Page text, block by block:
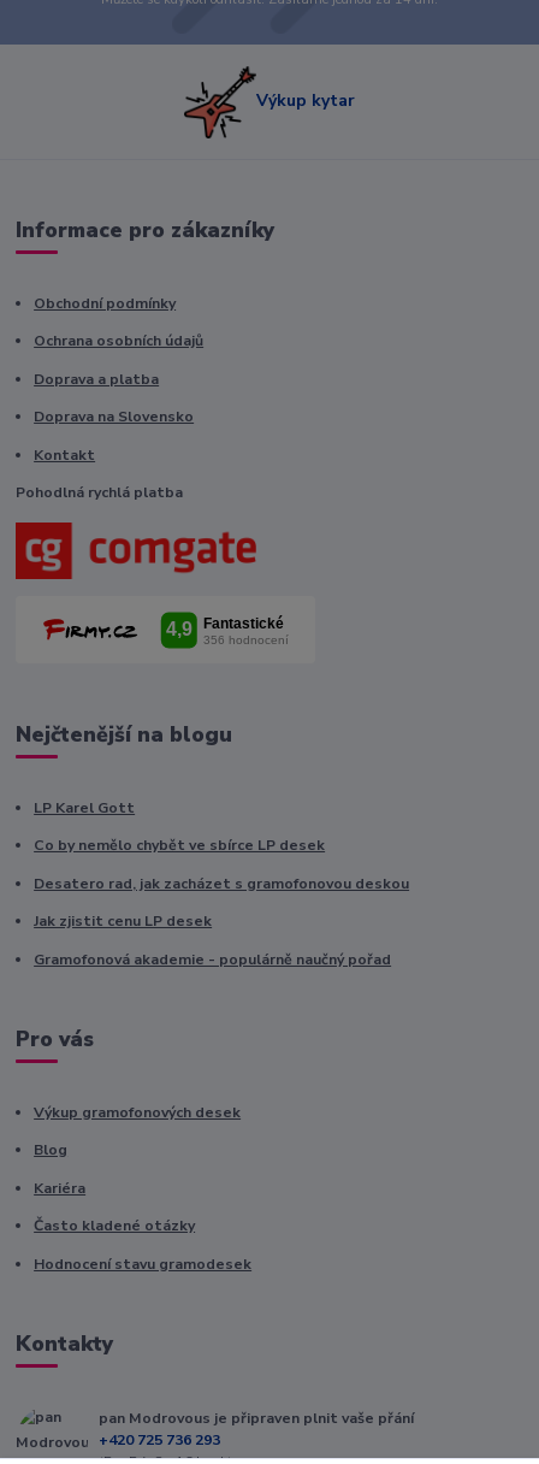
Výkup kytar
Informace pro zákazníky
Obchodní podmínky
Ochrana osobních údajů
Doprava a platba
Doprava na Slovensko
Kontakt
Pohodlná rychlá platba
Nejčtenější na blogu
LP Karel Gott
Co by nemělo chybět ve sbírce LP desek
Desatero rad, jak zacházet s gramofonovou deskou
Jak zjistit cenu LP desek
Gramofonová akademie - populárně naučný pořad
Pro vás
Výkup gramofonových desek
Blog
Kariéra
Často kladené otázky
Hodnocení stavu gramodesek
Kontakty
pan Modrovous je připraven plnit vaše přání
+420 725 736 293